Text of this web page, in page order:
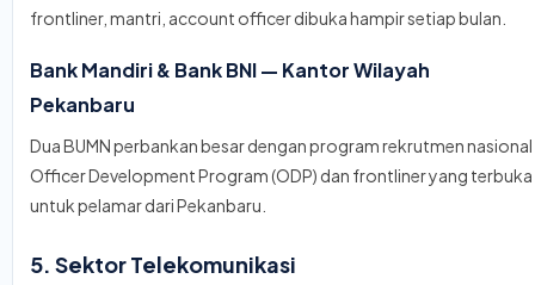
frontliner, mantri, account officer dibuka hampir setiap bulan.
Bank Mandiri & Bank BNI — Kantor Wilayah
Pekanbaru
Dua BUMN perbankan besar dengan program rekrutmen nasional
Officer Development Program (ODP) dan frontliner yang terbuka
untuk pelamar dari Pekanbaru.
5. Sektor Telekomunikasi